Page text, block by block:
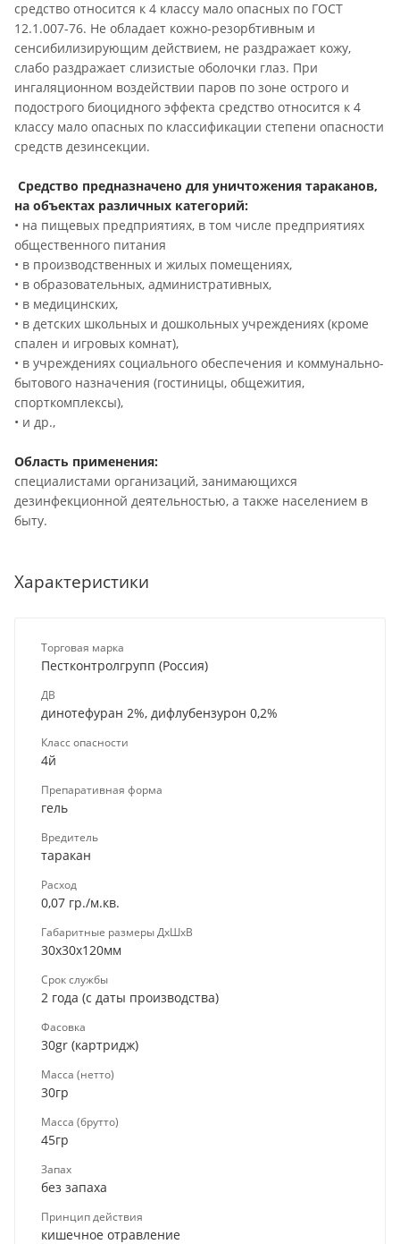
средство относится к 4 классу мало опасных по ГОСТ
12.1.007-76. Не обладает кожно-резорбтивным и
сенсибилизирующим действием, не раздражает кожу,
слабо раздражает слизистые оболочки глаз. При
ингаляционном воздействии паров по зоне острого и
подострого биоцидного эффекта средство относится к 4
классу мало опасных по классификации степени опасности
средств дезинсекции.
Средство предназначено для уничтожения тараканов,
на объектах различных категорий:
• на пищевых предприятиях, в том числе предприятиях
общественного питания
• в производственных и жилых помещениях,
• в образовательных, административных,
• в медицинских,
• в детских школьных и дошкольных учреждениях (кроме
спален и игровых комнат),
• в учреждениях социального обеспечения и коммунально-
бытового назначения (гостиницы, общежития,
спорткомплексы),
• и др.,
Область применения:
специалистами организаций, занимающихся
дезинфекционной деятельностью, а также населением в
быту.
Характеристики
Торговая марка
Пестконтролгрупп (Россия)
ДВ
динотефуран 2%, дифлубензурон 0,2%
Класс опасности
4й
Препаративная форма
гель
Вредитель
таракан
Расход
0,07 гр./м.кв.
Габаритные размеры ДхШхВ
30х30х120мм
Срок службы
2 года (с даты производства)
Фасовка
30gr (картридж)
Масса (нетто)
30гр
Масса (брутто)
45гр
Запах
без запаха
Принцип действия
кишечное отравление